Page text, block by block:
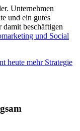
Unternehmen
und ein gutes
damit beschäftigen
und Social
heute mehr Strategie